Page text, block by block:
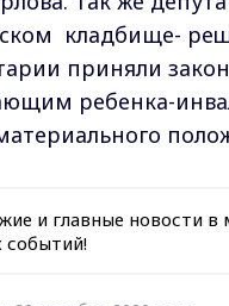
кладбище-
приняли
ребенка-
и главные новости в
событий!